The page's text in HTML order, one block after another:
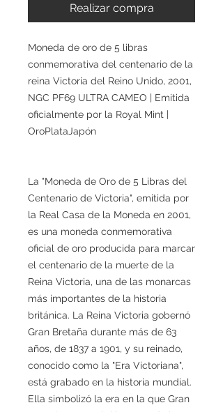
Realizar compra
Moneda de oro de 5 libras
conmemorativa del centenario de la
reina Victoria del Reino Unido, 2001,
NGC PF69 ULTRA CAMEO | Emitida
oficialmente por la Royal Mint |
OroPlataJapón
La "Moneda de Oro de 5 Libras del
Centenario de Victoria", emitida por
la Real Casa de la Moneda en 2001,
es una moneda conmemorativa
oficial de oro producida para marcar
el centenario de la muerte de la
Reina Victoria, una de las monarcas
más importantes de la historia
británica. La Reina Victoria gobernó
Gran Bretaña durante más de 63
años, de 1837 a 1901, y su reinado,
conocido como la "Era Victoriana",
está grabado en la historia mundial.
Ella simbolizó la era en la que Gran